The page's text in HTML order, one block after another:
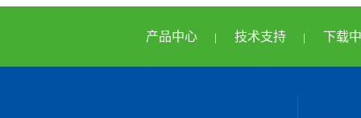
产品中心 技术支持 下载